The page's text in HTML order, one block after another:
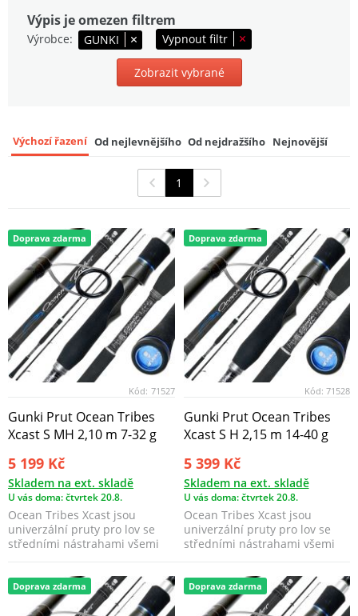
WFT Prut Oceanic Pro Tidecutter 2,1 m
200-700 g 4-dílný
1 299 Kč
Výpis je omezen filtrem
Výrobce GUNKI Vypnout filtr
Zobrazit vybrané
Výchozí řazení Od nejlevnějšího Od nejdražšího Nejnovější
1
Doprava zdarma
Kód: 71527
Gunki Prut Ocean Tribes
Xcast S MH 2,10 m 7-32 g
5 199 Kč
Skladem na ext. skladě
U vás doma: čtvrtek 20.8.
Ocean Tribes Xcast jsou
univerzální pruty pro lov se
středními nástrahami všemi
Doprava zdarma
Kód: 71528
Gunki Prut Ocean Tribes
Xcast S H 2,15 m 14-40 g
5 399 Kč
Skladem na ext. skladě
U vás doma: čtvrtek 20.8.
Ocean Tribes Xcast jsou
univerzální pruty pro lov se
středními nástrahami všemi
Doprava zdarma Doprava zdarma